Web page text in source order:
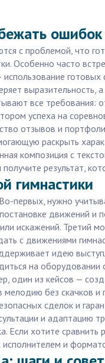
ошибок
с проблемой, что
Особенно часто
выразительность,
все требования:
успеха на
отзывов и
раскрыть
композиция с
результат,
гимнастики
первых, нужно
движений и
искажений. Третий
с движениями
идею
на оборудовании
один из кейсов —
без скачков и
сделок и
и адаптацию
Если хотите сравнить
и